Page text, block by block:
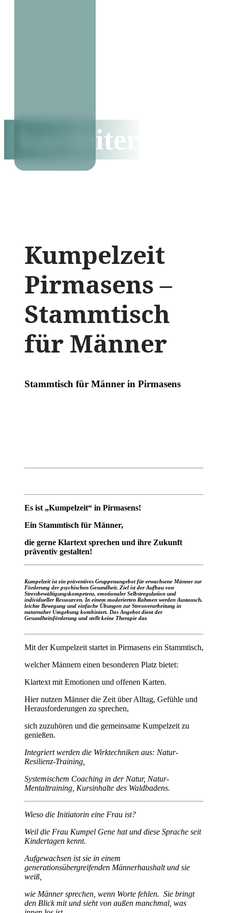
kursleiter
Kumpelzeit
Pirmasens –
Stammtisch
für Männer
Stammtisch für Männer in Pirmasens
Es ist „Kumpelzeit“ in Pirmasens!
Ein Stammtisch für Männer,
die gerne Klartext sprechen und ihre Zukunft
präventiv gestalten!
Kumpelzeit ist ein präventives Gruppenangebot für erwachsene Männer zur
Förderung der psychischen Gesundheit. Ziel ist der Aufbau von
Stressbewältigungskompetenz, emotionaler Selbstregulation und
individueller Ressourcen. In einem moderierten Rahmen werden Austausch,
leichte Bewegung und einfache Übungen zur Stressverarbeitung in
naturnaher Umgebung kombiniert. Das Angebot dient der
Gesundheitsförderung und stellt keine Therapie dar.
Mit der Kumpelzeit startet in Pirmasens ein Stammtisch,
welcher Männern einen besonderen Platz bietet:
Klartext mit Emotionen und offenen Karten.
Hier nutzen Männer die Zeit über Alltag, Gefühle und
Herausforderungen zu sprechen,
sich zuzuhören und die gemeinsame Kumpelzeit zu
genießen.
Integriert werden die Wirktechniken aus: Natur-
Resilienz-Training,
Systemischem Coaching in der Natur, Natur-
Mentaltraining, Kursinhalte des Waldbadens.
Wieso die Initiatorin eine Frau ist?
Weil die Frau Kumpel Gene hat und diese Sprache seit
Kindertagen kennt.
Aufgewachsen ist sie in einem
generationsübergreifenden Männerhaushalt und sie
weiß,
wie Männer sprechen, wenn Worte fehlen. Sie bringt
den Blick mit und sieht von außen manchmal, was